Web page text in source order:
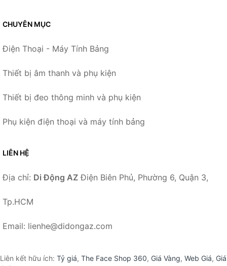
CHUYÊN MỤC
Điện Thoại - Máy Tính Bảng
Thiết bị âm thanh và phụ kiện
Thiết bị đeo thông minh và phụ kiện
Phụ kiện điện thoại và máy tính bảng
LIÊN HỆ
Địa chỉ: Di Động AZ Điện Biên Phủ, Phường 6, Quận 3,
Tp.HCM
Email: lienhe@didongaz.com
Liên kết hữu ích: Tỷ giá, The Face Shop 360, Giá Vàng, Web Giá, Giá